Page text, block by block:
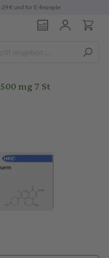
29 € und für E-Rezepte
mg 7 St